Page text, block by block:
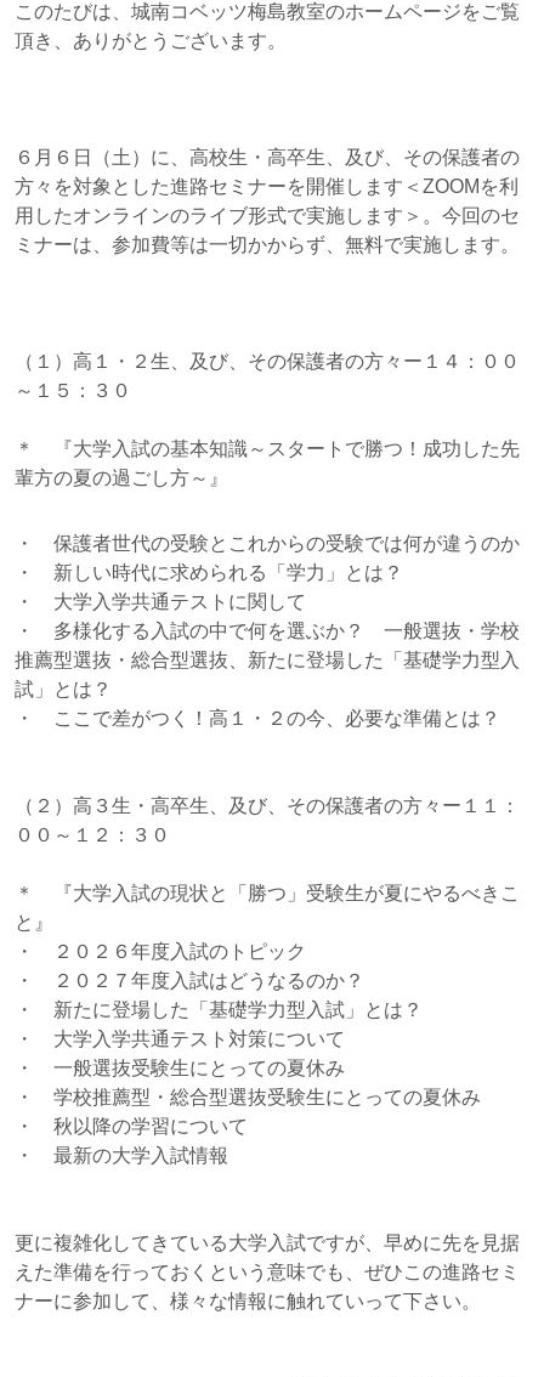
このたびは、城南コベッツ梅島教室のホームページをご覧
頂き、ありがとうございます。
６月６日（土）に、高校生・高卒生、及び、その保護者の
方々を対象とした進路セミナーを開催します＜ZOOMを利
用したオンラインのライブ形式で実施します＞。今回のセ
ミナーは、参加費等は一切かからず、無料で実施します。
（１）高１・２生、及び、その保護者の方々ー１４：００
～１５：３０
＊ 『大学入試の基本知識～スタートで勝つ！成功した先
輩方の夏の過ごし方～』
・ 保護者世代の受験とこれからの受験では何が違うのか
・ 新しい時代に求められる「学力」とは？
・ 大学入学共通テストに関して
・ 多様化する入試の中で何を選ぶか？ 一般選抜・学校
推薦型選抜・総合型選抜、新たに登場した「基礎学力型入
試」とは？
・ ここで差がつく！高１・２の今、必要な準備とは？
（２）高３生・高卒生、及び、その保護者の方々ー１１：
００～１２：３０
＊ 『大学入試の現状と「勝つ」受験生が夏にやるべきこ
と』
・ ２０２６年度入試のトピック
・ ２０２７年度入試はどうなるのか？
・ 新たに登場した「基礎学力型入試」とは？
・ 大学入学共通テスト対策について
・ 一般選抜受験生にとっての夏休み
・ 学校推薦型・総合型選抜受験生にとっての夏休み
・ 秋以降の学習について
・ 最新の大学入試情報
更に複雑化してきている大学入試ですが、早めに先を見据
えた準備を行っておくという意味でも、ぜひこの進路セミ
ナーに参加して、様々な情報に触れていって下さい。